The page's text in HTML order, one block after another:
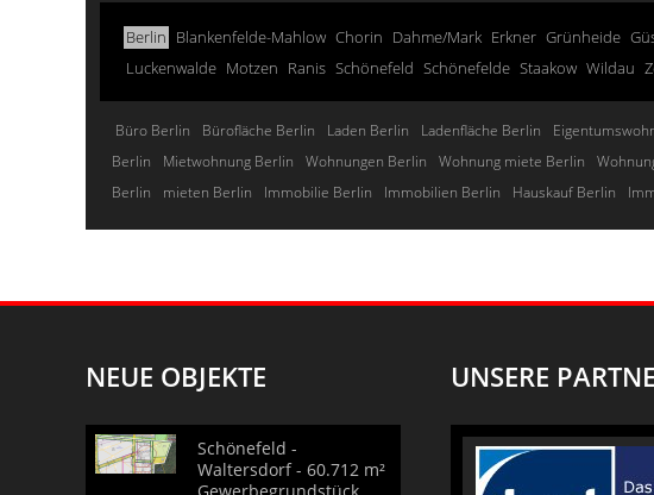
Berlin Blankenfelde-Mahlow Chorin Dahme/Mark Erkner Grünheide
Luckenwalde Motzen Ranis Schönefeld Schönefelde Staakow Wildau
Büro Berlin Bürofläche Berlin Laden Berlin Ladenfläche Berlin
Berlin
Mietwohnung Berlin Wohnungen Berlin Wohnung miete Berlin
Berlin
mieten Berlin Immobilie Berlin Immobilien Berlin Hauskauf Berlin
NEUE OBJEKTE
Schönefeld -
Waltersdorf - 60.712 m²
UNSERE